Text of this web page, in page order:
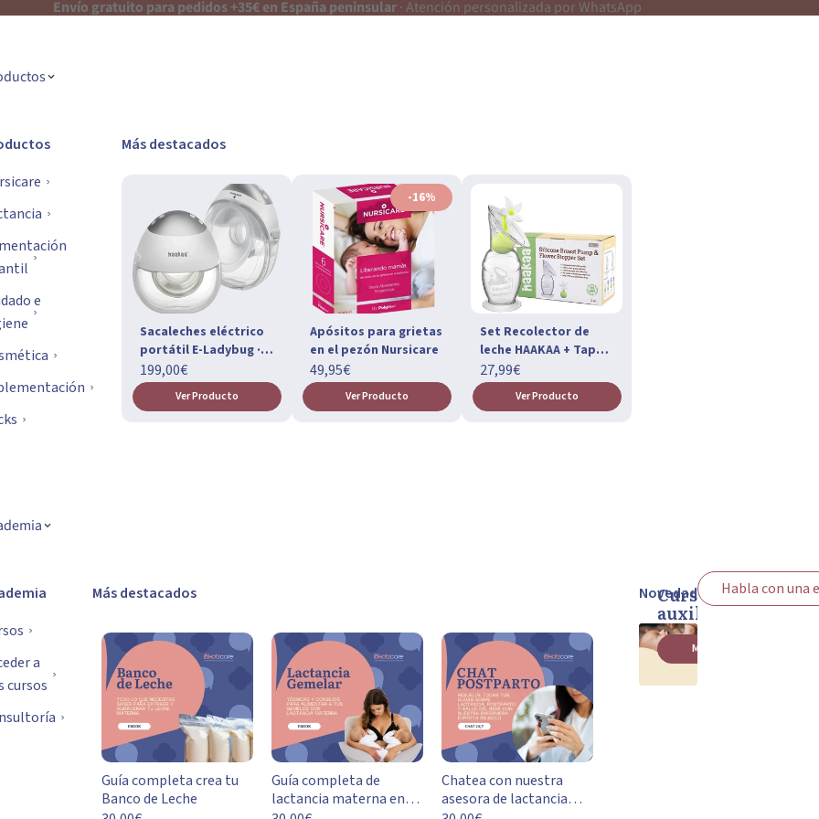
Envío gratuito para pedidos +35€ en España peninsular· Atención personalizada por WhatsApp
e
Más destacados
Sacaleches eléctrico
portátil E-Ladybug ·
Pack de 2
199,00€
Ver Producto
-16%
Apósitos para grietas
en el pezón Nursicare
49,95€
Ver Producto
Set Recolector de
leche HAAKAA + Tapón
Flor
27,99€
Ver Producto
a
cursos
Más destacados
Guía completa crea tu
Banco de Leche
Guía completa de
lactancia materna en
Chatea con nuestra
asesora de lactancia
Novedad
Curso primeros
auxilios
pediátricos
Más información
Habla con una